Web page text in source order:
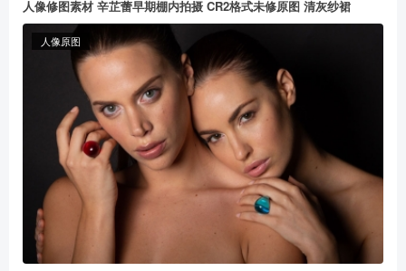
人像修图素材 辛芷蕾早期棚内拍摄 CR2格式未修原图 清灰纱裙
人像原图